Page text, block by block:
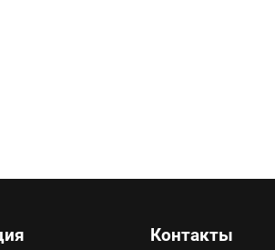
Контакты